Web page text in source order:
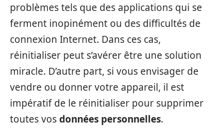
problèmes tels que des applications qui se
ferment inopinément ou des difficultés de
connexion Internet. Dans ces cas,
réinitialiser peut s’avérer être une solution
miracle. D’autre part, si vous envisager de
vendre ou donner votre appareil, il est
impératif de le réinitialiser pour supprimer
toutes vosdonnées personnelles.